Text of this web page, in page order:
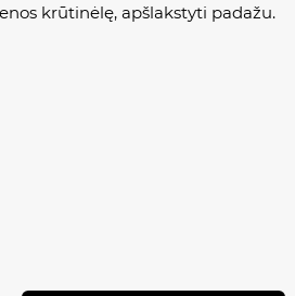
krūtinėlę, apšlakstyti padažu.